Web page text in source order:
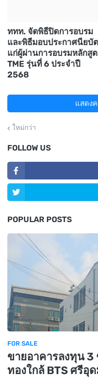
ททท. จัดพิธีปิดการอบรม
และพิธีมอบประกาศนียบั
แก่ผู้ผ่านการอบรมหลักสู
TME รุ่นที่ 6 ประจำปี
2568
แสดง
ใหม่กว่า
FOLLOW US
POPULAR POSTS
FOR SALE
ขายอาคารลงทุน
ทองใกล้ BTS ศรีอุ